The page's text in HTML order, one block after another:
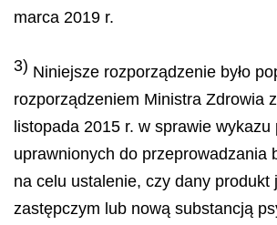
marca 2019 r.
3) Niniejsze rozporządzenie było
rozporządzeniem Ministra Zdrowia
listopada 2015 r. w sprawie wykazu
uprawnionych do przeprowadzania
na celu ustalenie, czy dany produkt
zastępczym lub nową substancją